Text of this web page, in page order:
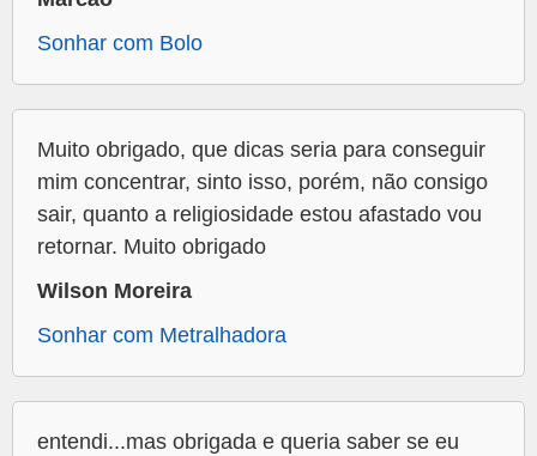
Sonhar com Bolo
Muito obrigado, que dicas seria para conseguir
mim concentrar, sinto isso, porém, não consigo
sair, quanto a religiosidade estou afastado vou
retornar. Muito obrigado
Wilson Moreira
Sonhar com Metralhadora
entendi...mas obrigada e queria saber se eu